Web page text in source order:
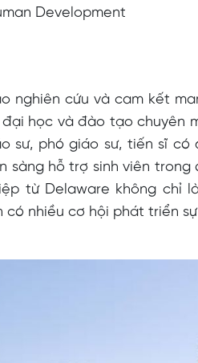
Development
nghiên cứu và cam kết
học và đào tạo chuyên
sư, phó giáo sư, tiến sĩ có
sàng hỗ trợ sinh viên
từ Delaware không chỉ
nhiều cơ hội phát triển